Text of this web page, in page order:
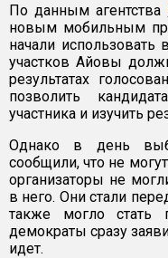
По данным агентства
новым мобильным
начали использовать
участков Айовы
результатах
позволить
участника и изучить
Однако в день
сообщили, что не
организаторы не
в него. Они стали
также могло стать
демократы сразу
идет.